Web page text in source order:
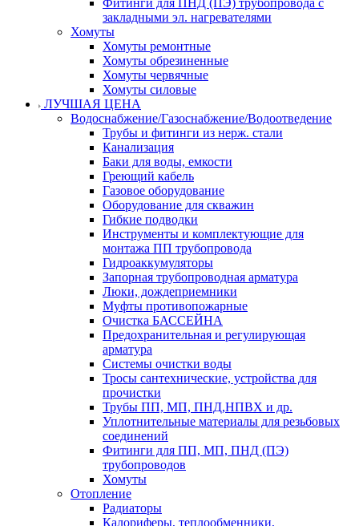
Фитинги для ПНД (ПЭ) трубопровода с
закладными эл. нагревателями
Хомуты
Хомуты ремонтные
Хомуты обрезиненные
Хомуты червячные
Хомуты силовые
ЛУЧШАЯ ЦЕНА
Водоснабжение/Газоснабжение/Водоотведение
Трубы и фитинги из нерж. стали
Канализация
Баки для воды, емкости
Греющий кабель
Газовое оборудование
Оборудование для скважин
Гибкие подводки
Инструменты и комплектующие для
монтажа ПП трубопровода
Гидроаккумуляторы
Запорная трубопроводная арматура
Люки, дождеприемники
Муфты противопожарные
Очистка БАССЕЙНА
Предохранительная и регулирующая
арматура
Системы очистки воды
Тросы сантехнические, устройства для
прочистки
Трубы ПП, МП, ПНД,НПВХ и др.
Уплотнительные материалы для резьбовых
соединений
Фитинги для ПП, МП, ПНД (ПЭ)
трубопроводов
Хомуты
Отопление
Радиаторы
Калориферы, теплообменники,